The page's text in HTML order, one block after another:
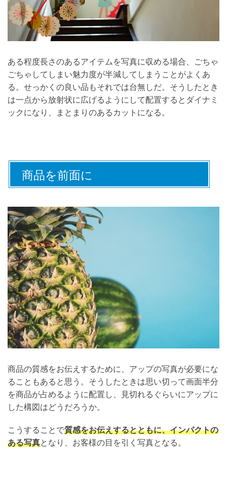
ある程度長さのあるアイテムを写真に収める場合、ごちゃ
ごちゃしてしまい魅力度が半減してしまうことがよくあ
る。せっかくの良い品もそれでは台無しだ。そうしたとき
は一点から放射状に広げるようにして配置するとダイナミ
ックになり、まとまりのあるカットになる。
商品を前面に
商品の質感をお伝えするために、アップの写真が必要にな
ることもあると思う。そうしたときは思い切って画面半分
を商品が占めるように配置し、見切れるぐらいにアップに
した構図はどうだろうか。
こうすることで質感をお伝えするとともに、インパクトの
ある写真となり、お客様の目を引く写真となる。